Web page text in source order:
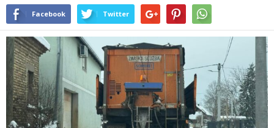
Facebook Twitter